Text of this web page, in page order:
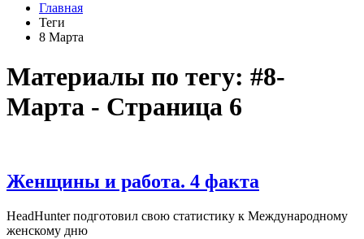
Главная
Теги
8 Марта
Материалы по тегу: #8-
Марта - Страница 6
Женщины и работа. 4 факта
HeadHunter подготовил свою статистику к Международному
женскому дню